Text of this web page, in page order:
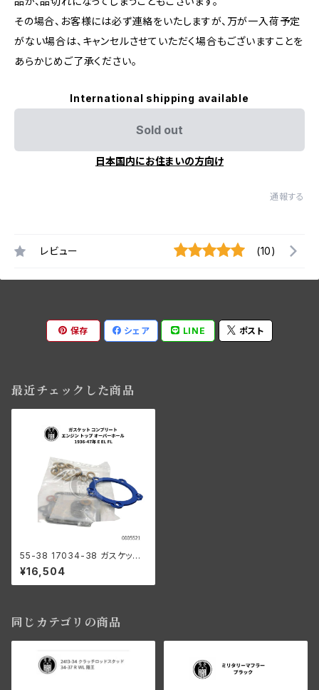
その場合、お客様には必ず連絡をいたしますが、万が一入荷予定
がない場合は、キャンセルさせていただく場合もございますことを
あらかじめご了承ください。
International shipping available
Sold out
日本国内にお住まいの方向け
通報する
レビュー (10)
保存 シェア LINE ポスト
最近チェックした商品
55-38 17034-38 ガスケット
コンプリート エンジン トップオ
ーバーホール 1936-47年 E/E
L/FL
¥16,504
同じカテゴリの商品